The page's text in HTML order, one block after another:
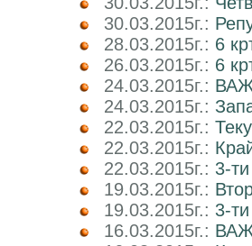
30.03.2015г.:
28.03.2015г.: 6
26.03.2015г.: 6
24.03.2015г.:
24.03.2015г.:
22.03.2015г.:
22.03.2015г.:
22.03.2015г.: 3-
19.03.2015г.:
19.03.2015г.: 3-
16.03.2015г.: